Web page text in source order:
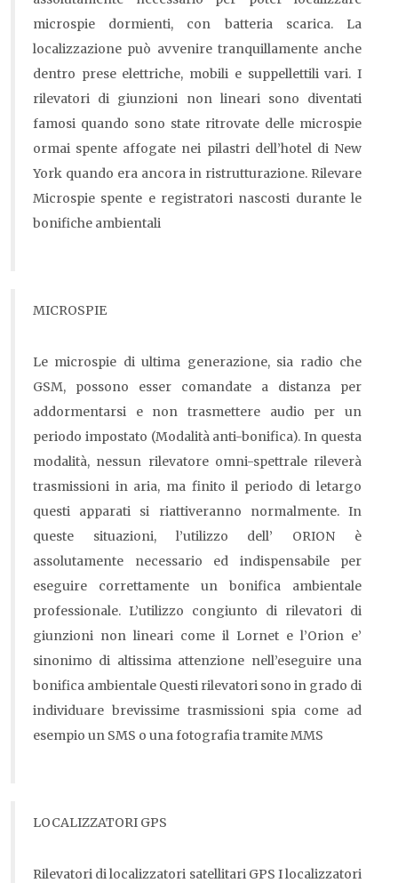
microspie dormienti, con batteria scarica. La
localizzazione può avvenire tranquillamente anche
dentro prese elettriche, mobili e suppellettili vari. I
rilevatori di giunzioni non lineari sono diventati
famosi quando sono state ritrovate delle microspie
ormai spente affogate nei pilastri dell’hotel di New
York quando era ancora in ristrutturazione. Rilevare
Microspie spente e registratori nascosti durante le
bonifiche ambientali
MICROSPIE
Le microspie di ultima generazione, sia radio che
GSM, possono esser comandate a distanza per
addormentarsi e non trasmettere audio per un
periodo impostato (Modalità anti-bonifica). In questa
modalità, nessun rilevatore omni-spettrale rileverà
trasmissioni in aria, ma finito il periodo di letargo
questi apparati si riattiveranno normalmente. In
queste situazioni, l’utilizzo dell’ ORION è
assolutamente necessario ed indispensabile per
eseguire correttamente un bonifica ambientale
professionale. L’utilizzo congiunto di rilevatori di
giunzioni non lineari come il Lornet e l’Orion e’
sinonimo di altissima attenzione nell’eseguire una
bonifica ambientale Questi rilevatori sono in grado di
individuare brevissime trasmissioni spia come ad
esempio un SMS o una fotografia tramite MMS
LOCALIZZATORI GPS
Rilevatori di localizzatori satellitari GPS I localizzatori